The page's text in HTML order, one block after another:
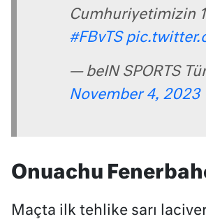
Cumhuriyetimizin
#FBvTS
— beIN SPORTS
November 4, 2023
Onuachu
Maçta ilk tehlike sarı